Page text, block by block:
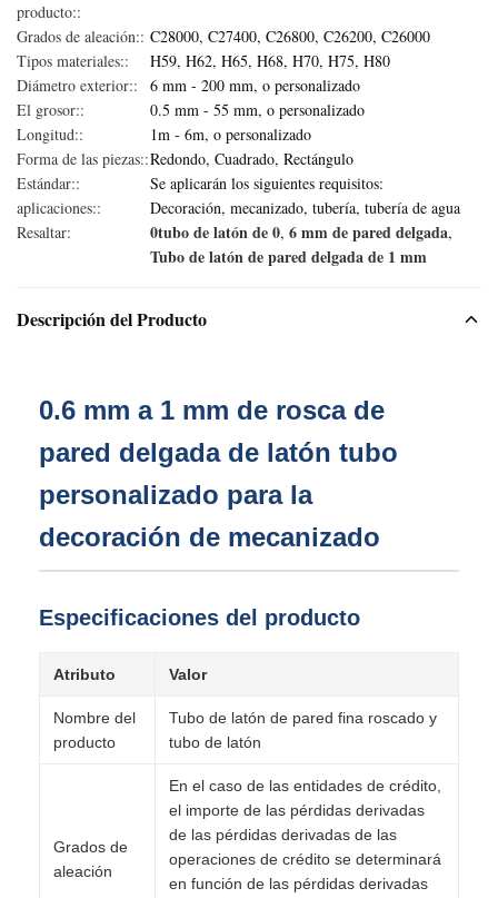
producto::
Grados de aleación:: C28000, C27400, C26800, C26200, C26000
Tipos materiales::
H59, H62, H65, H68, H70, H75, H80
Diámetro exterior::
6 mm - 200 mm, o personalizado
El grosor::
0.5 mm - 55 mm, o personalizado
Longitud::
1m - 6m, o personalizado
Forma de las piezas::Redondo, Cuadrado, Rectángulo
Estándar::
Se aplicarán los siguientes requisitos:
aplicaciones::
Decoración, mecanizado, tubería, tubería de agua
Resaltar:
0tubo de latón de 0, 6 mm de pared delgada,
Tubo de latón de pared delgada de 1 mm
Descripción del Producto
0.6 mm a 1 mm de rosca de
pared delgada de latón tubo
personalizado para la
decoración de mecanizado
Especificaciones del producto
Atributo Valor
Nombre del
producto
Tubo de latón de pared fina roscado y
tubo de latón
Grados de
aleación
En el caso de las entidades de crédito,
el importe de las pérdidas derivadas
de las pérdidas derivadas de las
operaciones de crédito se determinará
en función de las pérdidas derivadas